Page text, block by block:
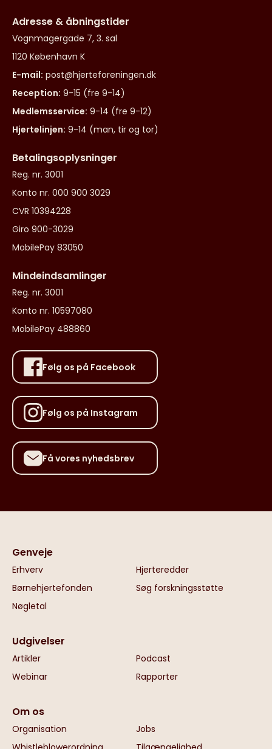
Adresse & åbningstider
Vognmagergade 7, 3. sal
1120 København K
E-mail: post@hjerteforeningen.dk
Reception: 9-15 (fre 9-14)
Medlemsservice: 9-14 (fre 9-12)
Hjertelinjen: 9-14 (man, tir og tor)
Betalingsoplysninger
Reg. nr. 3001
Konto nr. 000 900 3029
CVR 10394228
Giro 900-3029
MobilePay 83050
Mindeindsamlinger
Reg. nr. 3001
Konto nr. 10597080
MobilePay 488860
Følg os på Facebook
Følg os på Instagram
Få vores nyhedsbrev
Genveje
Erhverv
Hjerteredder
Børnehjertefonden
Søg forskningsstøtte
Nøgletal
Udgivelser
Artikler
Podcast
Webinar
Rapporter
Om os
Organisation
Jobs